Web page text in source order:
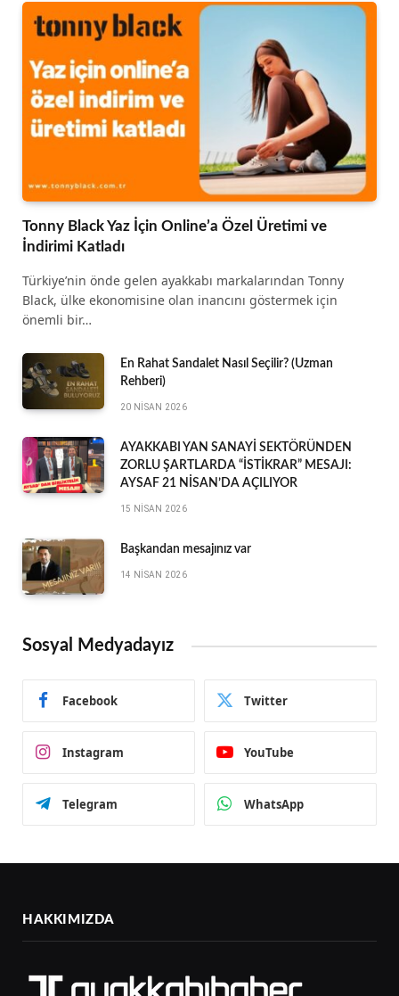
Tonny Black Yaz İçin Online’a Özel Üretimi ve
İndirimi Katladı
Türkiye’nin önde gelen ayakkabı markalarından Tonny
Black, ülke ekonomisine olan inancını göstermek için
önemli bir…
En Rahat Sandalet Nasıl Seçilir? (Uzman
Rehberi)
20 NISAN 2026
AYAKKABI YAN SANAYİ SEKTÖRÜNDEN
ZORLU ŞARTLARDA “İSTİKRAR” MESAJI:
AYSAF 21 NİSAN’DA AÇILIYOR
15 NISAN 2026
Başkandan mesajınız var
14 NISAN 2026
Sosyal Medyadayız
Facebook Twitter
Instagram YouTube
Telegram WhatsApp
HAKKIMIZDA